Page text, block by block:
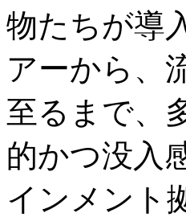
物たちが導
アーから、
至るまで、
的かつ没入
インメント